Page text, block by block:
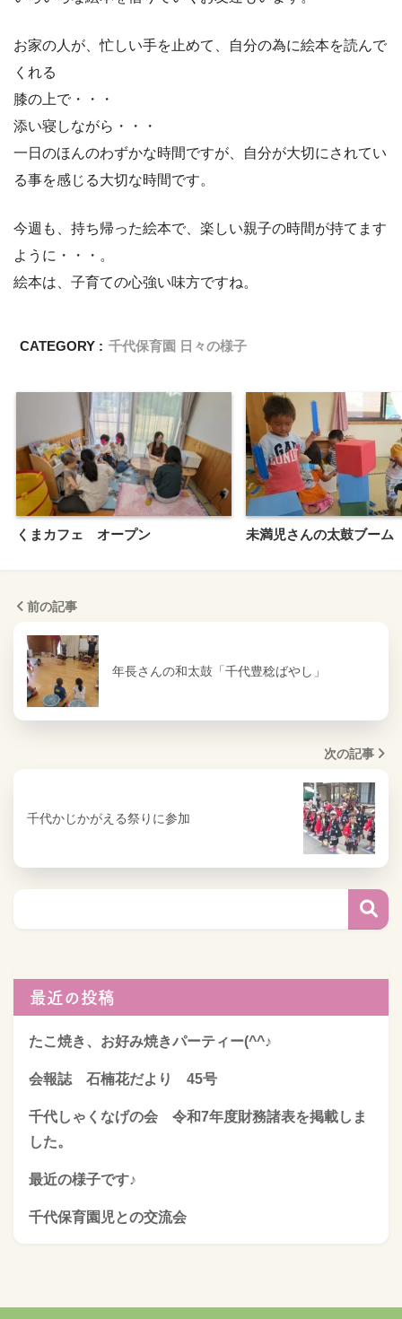
お家の人が、忙しい手を止めて、自分の為に絵本を読んで
くれる
膝の上で・・・
添い寝しながら・・・
一日のほんのわずかな時間ですが、自分が大切にされてい
る事を感じる大切な時間です。
今週も、持ち帰った絵本で、楽しい親子の時間が持てます
ように・・・。
絵本は、子育ての心強い味方ですね。
CATEGORY : 千代保育園 日々の様子
くまカフェ オープン 未満児さんの太鼓ブーム
前の記事
年長さんの和太鼓「千代豊稔ばやし」
次の記事
千代かじかがえる祭りに参加
最近の投稿
たこ焼き、お好み焼きパーティー(^^♪
会報誌 石楠花だより 45号
千代しゃくなげの会 令和7年度財務諸表を掲載しま
した。
最近の様子です♪
千代保育園児との交流会